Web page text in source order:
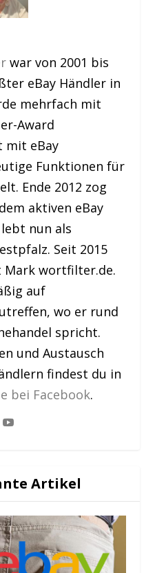
war von 2001 bis
eBay Händler in
mehrfach mit
Award
mit eBay
Funktionen für
Ende 2012 zog
aktiven eBay
nun als
Seit 2015
wortfilter.de.
auf
wo er rund
spricht.
und Austausch
findest du in
bei Facebook.
Artikel